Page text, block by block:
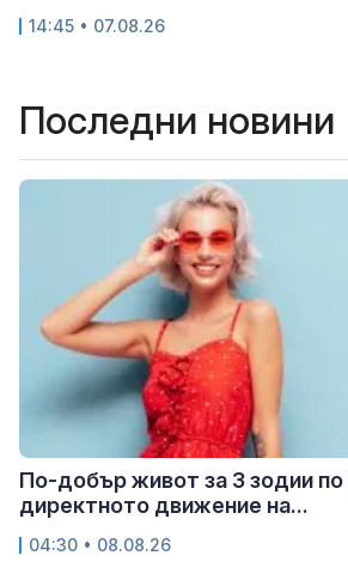
14:45 • 07.08.26
Последни новини
По-добър живот за 3 зодии
директното движение на...
04:30 • 08.08.26